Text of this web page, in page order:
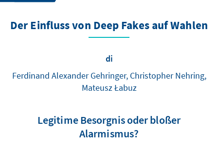
Der Einfluss von Deep Fakes auf Wahlen
di
Ferdinand Alexander Gehringer, Christopher Nehring,
Mateusz Łabuz
Legitime Besorgnis oder bloßer
Alarmismus?